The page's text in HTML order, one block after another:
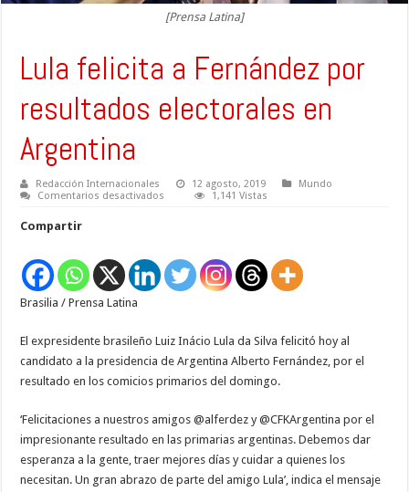
[Prensa Latina]
Lula felicita a Fernández por
resultados electorales en
Argentina
Redacción Internacionales 12 agosto, 2019
Mundo
Comentarios desactivados
resultados
electorales
en
1,141 Vistas
Compartir
Brasilia / Prensa Latina
El expresidente brasileño Luiz Inácio Lula da Silva felicitó hoy al
candidato a la presidencia de Argentina Alberto Fernández, por el
resultado en los comicios primarios del domingo.
‘Felicitaciones a nuestros amigos @alferdez y @CFKArgentina por el
impresionante resultado en las primarias argentinas. Debemos dar
esperanza a la gente, traer mejores días y cuidar a quienes los
necesitan. Un gran abrazo de parte del amigo Lula’, indica el mensaje